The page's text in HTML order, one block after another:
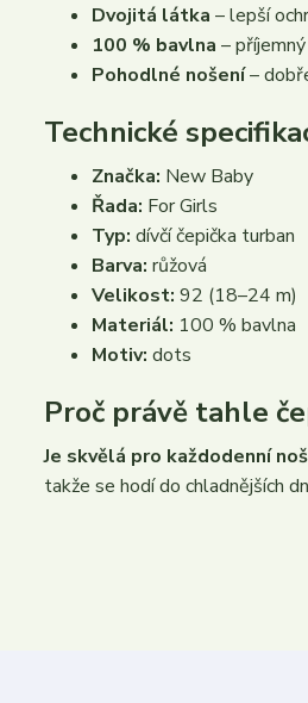
Dvojitá látka – lepší
100 % bavlna –
Pohodlné nošení–
Technické
Značka: New Baby
Řada: For Girls
Typ: dívčí čepička turban
Barva: růžová
Velikost: 92 (18–24 m)
Materiál: 100 % bavlna
Motiv: dots
Proč právě tahle
Je skvělá pro každodenní
takže se hodí do chladnějších